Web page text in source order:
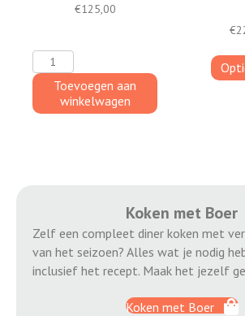
€125,00
Kinderkookclub
LENTE,
6
lessen
Toevoegen aan
winkelwagen
€
Koken met Boer
Zelf een compleet diner koken met
van het seizoen? Alles wat je nodig
inclusief het recept. Maak het jezelf
Koken met Boer